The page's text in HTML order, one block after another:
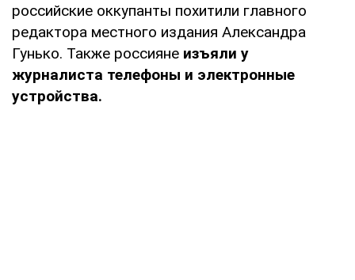
российские оккупанты похитили главного
редактора местного издания Александра
Гунько. Также россияне изъяли у
журналиста телефоны и электронные
устройства.